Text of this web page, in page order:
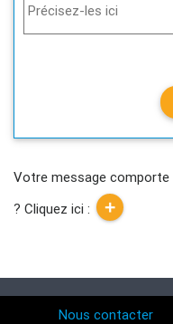
Précisez-les ici
Votre message comporte
? Cliquez ici :
Nous contacter